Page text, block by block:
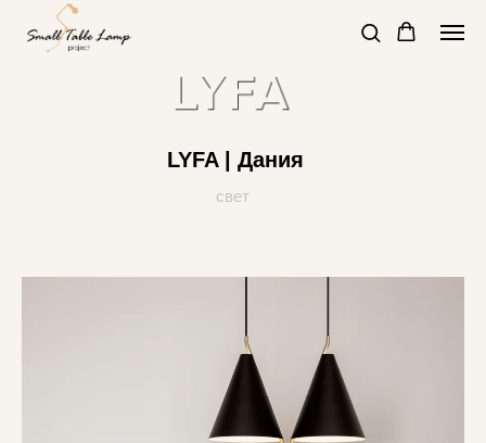
LYFA | Дания
свет